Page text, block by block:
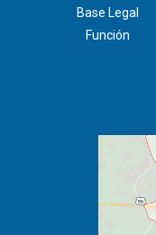
Base Legal
Función